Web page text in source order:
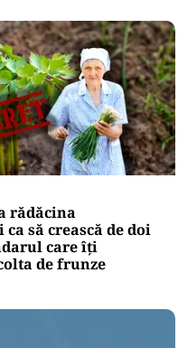
rădăcina
să crească de doi
care îți
de frunze